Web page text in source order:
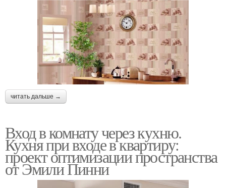
читать дальше →
Вход в комнату через кухню.
Кухня при входе в квартиру:
проект оптимизации пространства
от Эмили Пинни